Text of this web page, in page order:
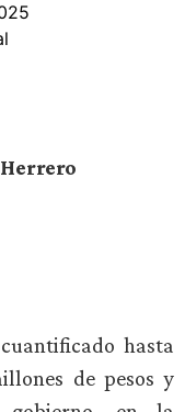
hasta
de pesos y